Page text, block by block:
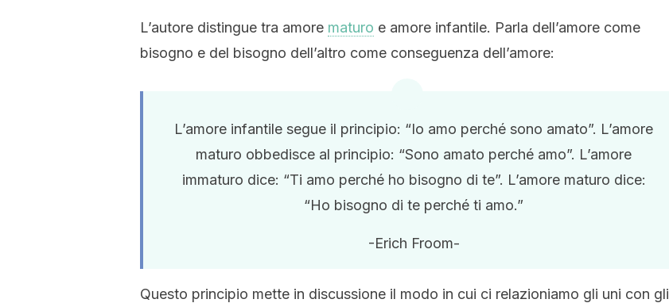
L’autore distingue tra amore maturo e amore infantile. Parla dell’amore come
bisogno e del bisogno dell’altro come conseguenza dell’amore:
L’amore infantile segue il principio: “Io amo perché sono amato”. L’amore
maturo obbedisce al principio: “Sono amato perché amo”. L’amore
immaturo dice: “Ti amo perché ho bisogno di te”. L’amore maturo dice:
“Ho bisogno di te perché ti amo.”
-Erich Froom-
Questo principio mette in discussione il modo in cui ci relazioniamo gli uni con gli